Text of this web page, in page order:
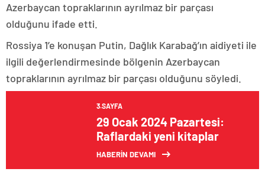
Azerbaycan topraklarının ayrılmaz bir parçası
olduğunu ifade etti.
Rossiya 1’e konuşan Putin, Dağlık Karabağ’ın aidiyeti ile
ilgili değerlendirmesinde bölgenin Azerbaycan
topraklarının ayrılmaz bir parçası olduğunu söyledi.
3.SAYFA
29 Ocak 2024 Pazartesi:
Raflardaki yeni kitaplar
HABERİN DEVAMI